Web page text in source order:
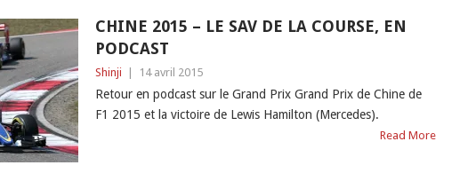
CHINE 2015 – LE SAV DE LA COURSE, EN
PODCAST
Shinji 14 avril 2015
Retour en podcast sur le Grand Prix Grand Prix de Chine de
F1 2015 et la victoire de Lewis Hamilton (Mercedes).
Read More